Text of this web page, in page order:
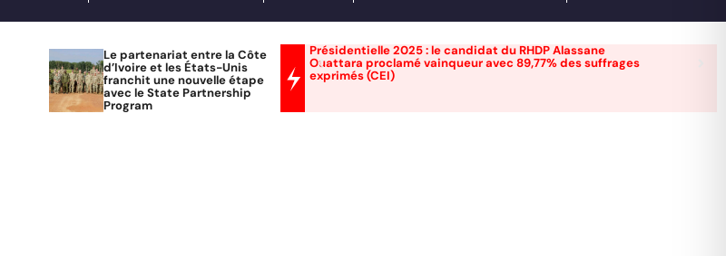
Le partenariat entre la Côte
d’Ivoire et les États-Unis
franchit une nouvelle étape
avec le State Partnership
Program
Présidentielle 2025 : le candidat du RHDP Alassane
Ouattara proclamé vainqueur avec 89,77% des suffrages
exprimés (CEI)